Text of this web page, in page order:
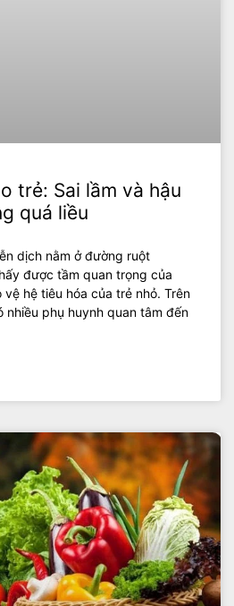
trẻ: Sai lầm và hậu
quá liều
dịch nằm ở đường ruột
được tầm quan trọng của
hệ tiêu hóa của trẻ nhỏ. Trên
phụ huynh quan tâm đến